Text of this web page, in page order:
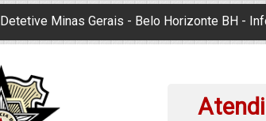
Detetive Minas Gerais - Belo Horizonte BH -